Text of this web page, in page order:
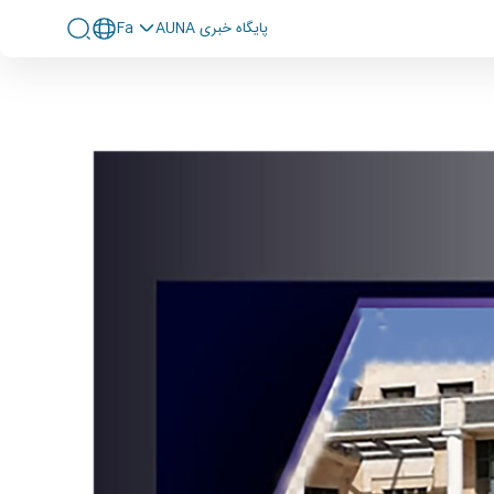
پايگاه خبری AUNA Fa